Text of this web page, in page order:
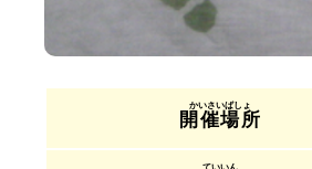
開催場所